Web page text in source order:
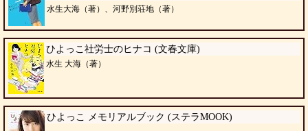
水生大海（著）、河野別荘地（著）
ひよっこ社労士のヒナコ (文春文庫)
水生 大海（著）
ひよっこ メモリアルブック (ステラMOOK)